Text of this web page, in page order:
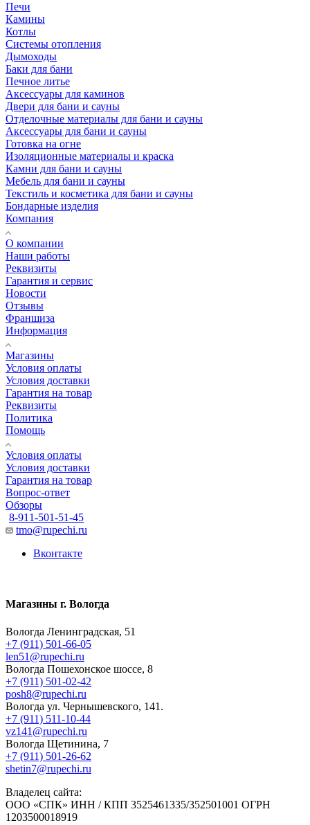
Печи
Камины
Котлы
Системы отопления
Дымоходы
Баки для бани
Печное литье
Аксессуары для каминов
Двери для бани и сауны
Отделочные материалы для бани и сауны
Аксессуары для бани и сауны
Готовка на огне
Изоляционные материалы и краска
Камни для бани и сауны
Мебель для бани и сауны
Текстиль и косметика для бани и сауны
Бондарные изделия
Компания
О компании
Наши работы
Реквизиты
Гарантия и сервис
Новости
Отзывы
Франшиза
Информация
Магазины
Условия оплаты
Условия доставки
Гарантия на товар
Реквизиты
Политика
Помощь
Условия оплаты
Условия доставки
Гарантия на товар
Вопрос-ответ
Обзоры
8-911-501-51-45
tmo@rupechi.ru
Вконтакте
Магазины г. Вологда
Вологда Ленинградская, 51
+7 (911) 501-66-05
len51@rupechi.ru
Вологда Пошехонское шоссе, 8
+7 (911) 501-02-42
posh8@rupechi.ru
Вологда ул. Чернышевского, 141.
+7 (911) 511-10-44
vz141@rupechi.ru
Вологда Щетинина, 7
+7 (911) 501-26-62
shetin7@rupechi.ru
Владелец сайта:
ООО «СПК» ИНН / КПП 3525461335/352501001 ОГРН
1203500018919